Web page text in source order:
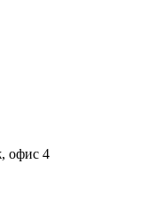
офис 4